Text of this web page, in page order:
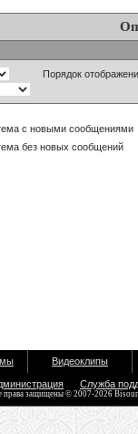
Порядок
с новыми сообщениями
без новых сообщений
Видеоклипы
Служба
права защищены © 2007-2026